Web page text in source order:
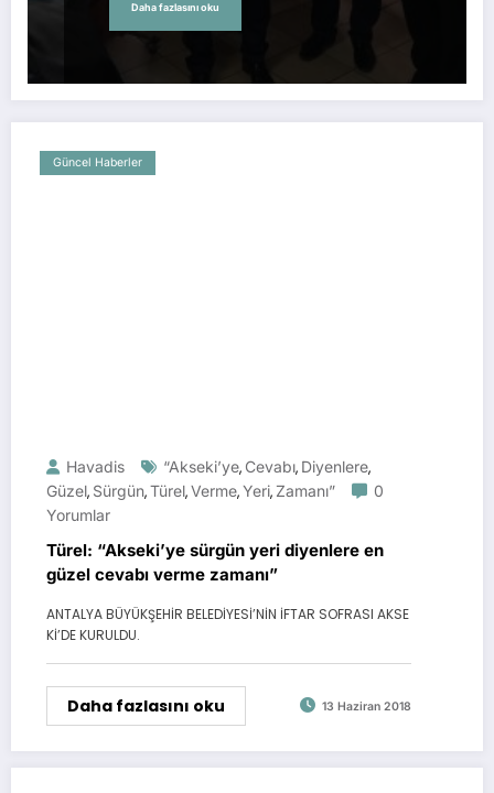
Daha fazlasını oku
Güncel Haberler
Havadis “Akseki’ye, Cevabı, Diyenlere,
Güzel, Sürgün,Türel,Verme,Yeri,Zamanı”
0
Yorumlar
Türel: “Akseki’ye sürgün yeri diyenlere en
güzel cevabı verme zamanı”
ANTALYA BÜYÜKŞEHİR BELEDİYESİ’NİN İFTAR SOFRASI AKSE
Kİ’DE KURULDU.
Daha fazlasını oku 13 Haziran 2018